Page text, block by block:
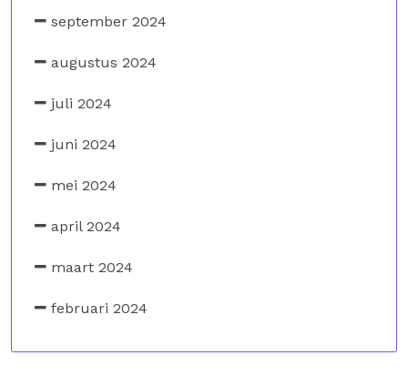
september 2024
augustus 2024
juli 2024
juni 2024
mei 2024
april 2024
maart 2024
februari 2024